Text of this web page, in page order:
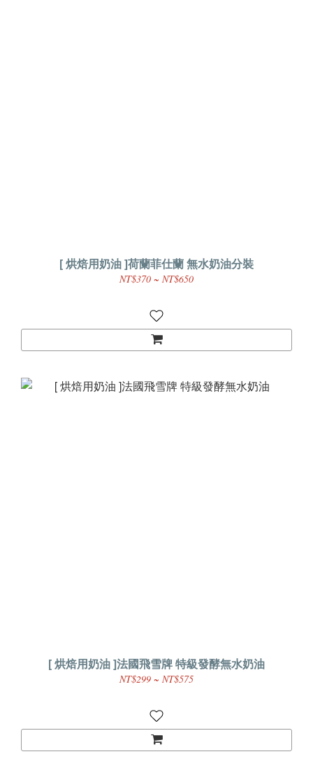
[ 烘焙用奶油 ]荷蘭菲仕蘭 無水奶油分裝
NT$370 ~ NT$650
[ 烘焙用奶油 ]法國飛雪牌 特級發酵無水奶油
NT$299 ~ NT$575